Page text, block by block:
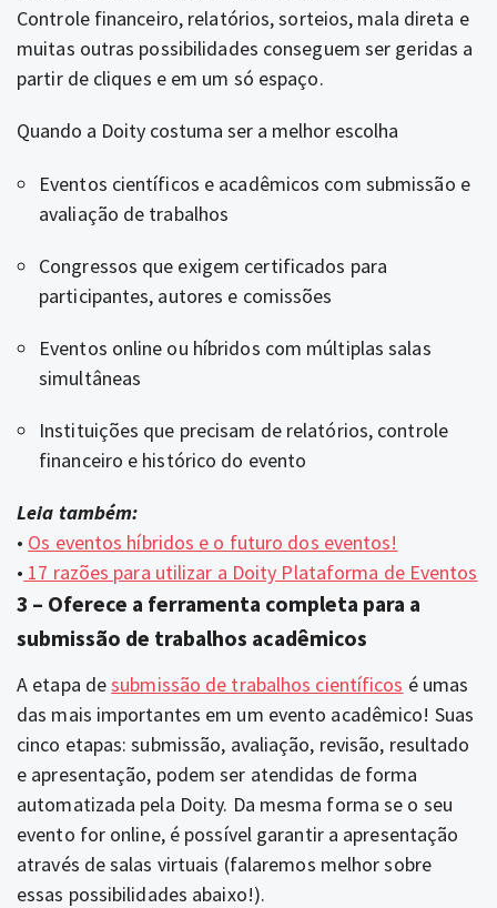
Controle financeiro, relatórios, sorteios, mala direta e
muitas outras possibilidades conseguem ser geridas a
partir de cliques e em um só espaço.
Quando a Doity costuma ser a melhor escolha
Eventos científicos e acadêmicos com submissão e
avaliação de trabalhos
Congressos que exigem certificados para
participantes, autores e comissões
Eventos online ou híbridos com múltiplas salas
simultâneas
Instituições que precisam de relatórios, controle
financeiro e histórico do evento
Leia também:
• Os eventos híbridos e o futuro dos eventos!
• 17 razões para utilizar a Doity Plataforma de Eventos
3 – Oferece a ferramenta completa para a
submissão de trabalhos acadêmicos
A etapa desubmissão de trabalhos científicos é umas
das mais importantes em um evento acadêmico! Suas
cinco etapas: submissão, avaliação, revisão, resultado
e apresentação, podem ser atendidas de forma
automatizada pela Doity. Da mesma forma se o seu
evento for online, é possível garantir a apresentação
através de salas virtuais (falaremos melhor sobre
essas possibilidades abaixo!).